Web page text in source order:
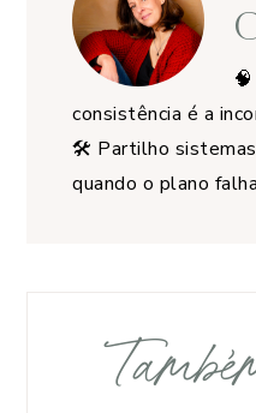
consistência é a
🛠️ Partilho sistemas
quando o plano